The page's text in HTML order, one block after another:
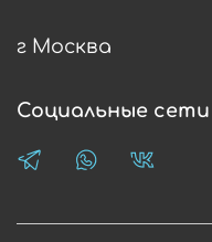
г Москва
Социальные сети